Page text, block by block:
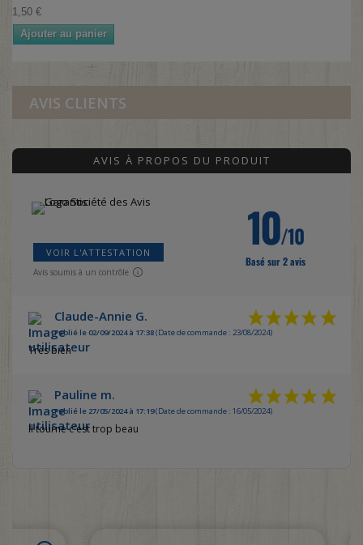
1,50 €
Ajouter au panier
AVIS CLIENTS
AVIS À PROPOS DU PRODUIT
VOIR L'ATTESTATION
Avis soumis à un contrôle
10/10
Basé sur 2 avis
Claude-Annie G.
Publié le 02/09/2024 à 17:38(Date de commande : 23/08/2024)
Très bien
Pauline m.
Publié le 27/05/2024 à 17:19(Date de commande : 16/05/2024)
Il tourne c'est trop beau